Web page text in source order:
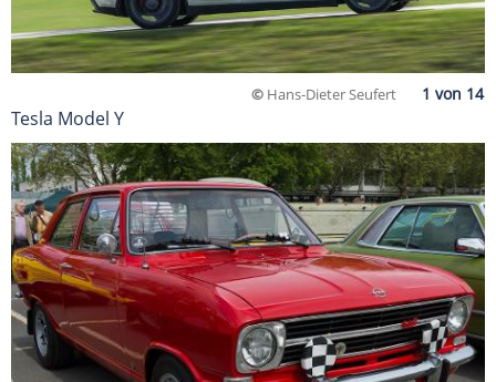
© Hans-Dieter Seufert
Tesla Model Y